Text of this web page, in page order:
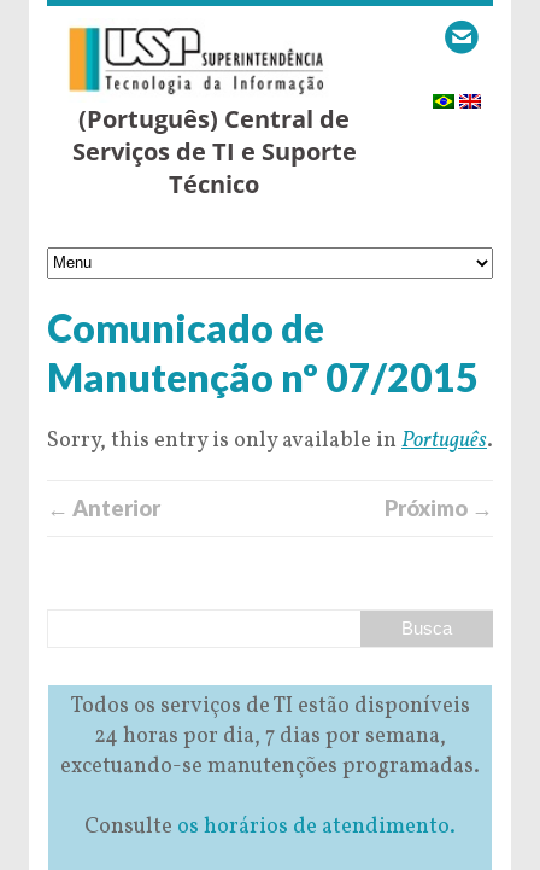
(Português) Central de
Serviços de TI e Suporte
Técnico
Comunicado de
Manutenção nº 07/2015
Sorry, this entry is only available in Português.
← Anterior Próximo →
Todos os serviços de TI estão disponíveis
24 horas por dia, 7 dias por semana,
excetuando-se manutenções programadas.
Consulte os horários de atendimento.